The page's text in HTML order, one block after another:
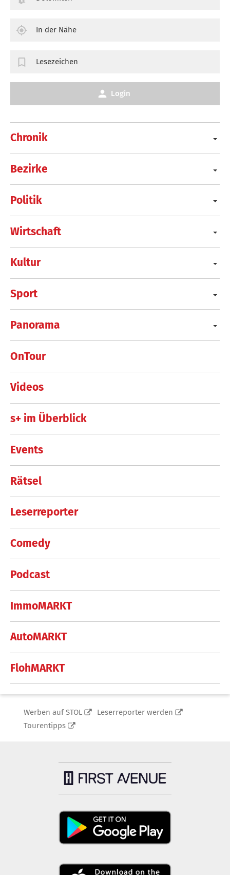
Chronik
Bezirke
Politik
Wirtschaft
Kultur
Sport
Panorama
OnTour
Videos
s+ im Überblick
Events
Rätsel
Leserreporter
Comedy
Podcast
ImmoMARKT
AutoMARKT
FlohMARKT
In der Nähe
Lesezeichen
Login
Werben auf STOL
Leserreporter werden
Tourentipps